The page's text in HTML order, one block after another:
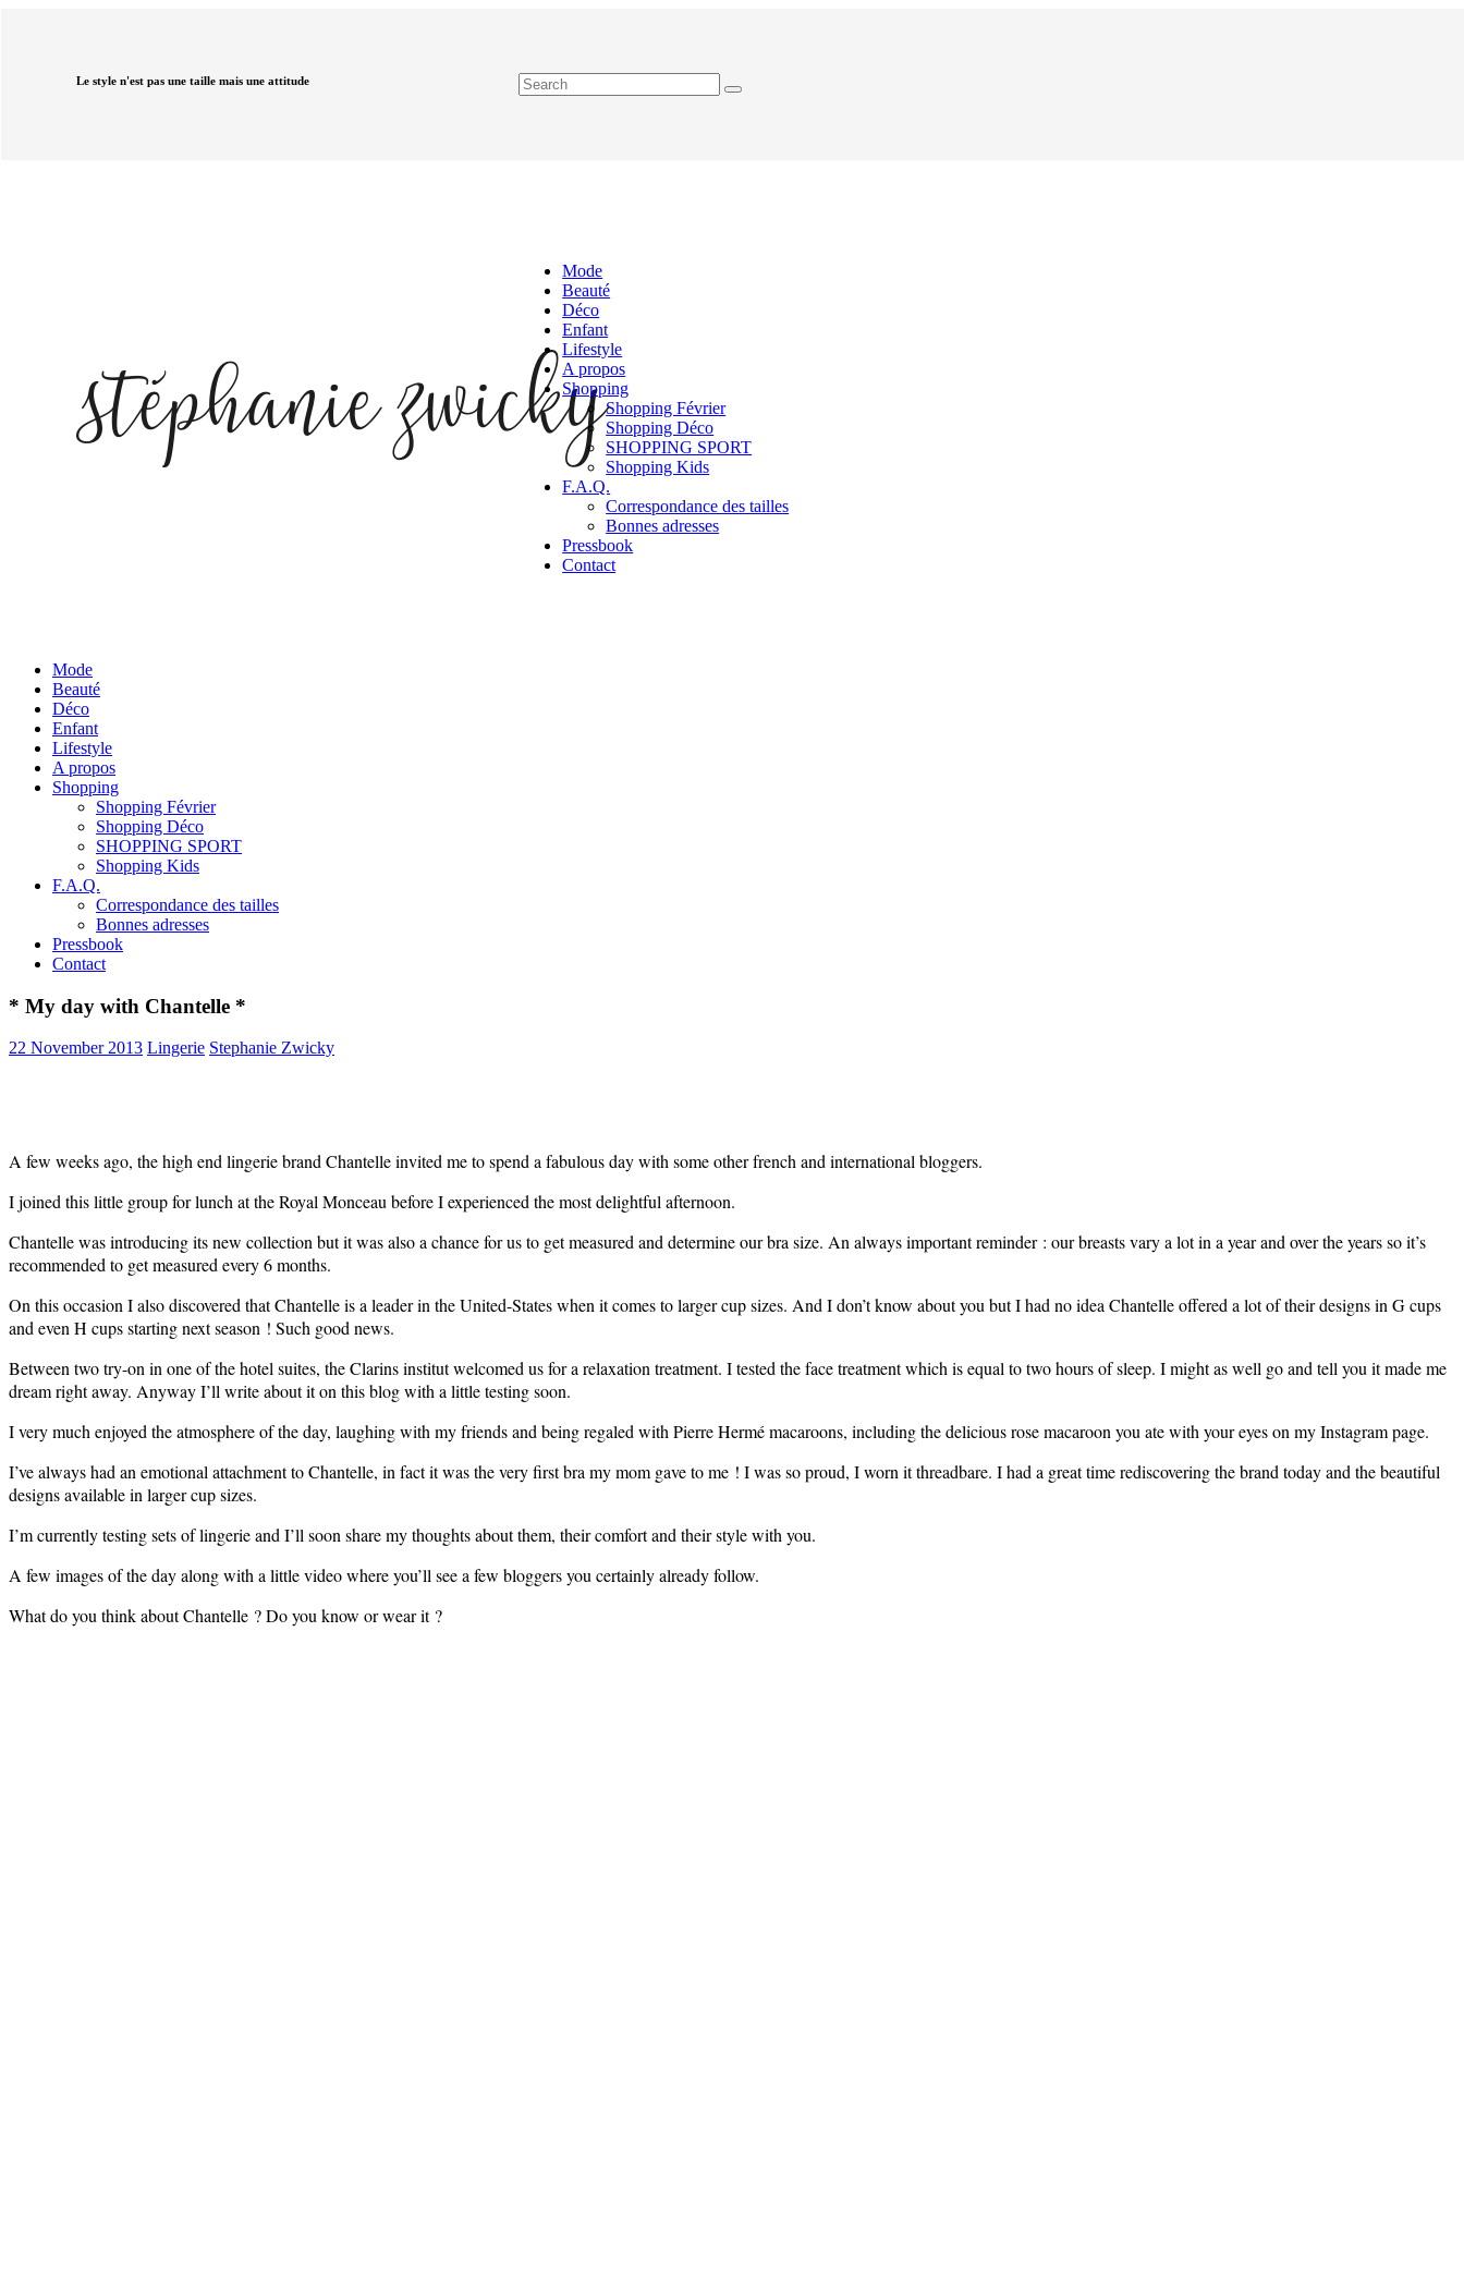
Le style n'est pas une taille mais une attitude
Mode
Beauté
Déco
Enfant
Lifestyle
A propos
Shopping
Shopping Février
Shopping Déco
SHOPPING SPORT
Shopping Kids
F.A.Q.
Correspondance des tailles
Bonnes adresses
Pressbook
Contact
Mode
Beauté
Déco
Enfant
Lifestyle
A propos
Shopping
Shopping Février
Shopping Déco
SHOPPING SPORT
Shopping Kids
F.A.Q.
Correspondance des tailles
Bonnes adresses
Pressbook
Contact
* My day with Chantelle *
22 November 2013 Lingerie Stephanie Zwicky
A few weeks ago, the high end lingerie brand Chantelle invited me to spend a fabulous day with some other french and international bloggers.
I joined this little group for lunch at the Royal Monceau before I experienced the most delightful afternoon.
Chantelle was introducing its new collection but it was also a chance for us to get measured and determine our bra size. An always important reminder : our breasts vary a lot in a year and over the years so it’s
recommended to get measured every 6 months.
On this occasion I also discovered that Chantelle is a leader in the United-States when it comes to larger cup sizes. And I don’t know about you but I had no idea Chantelle offered a lot of their designs in G cups
and even H cups starting next season ! Such good news.
Between two try-on in one of the hotel suites, the Clarins institut welcomed us for a relaxation treatment. I tested the face treatment which is equal to two hours of sleep. I might as well go and tell you it made me
dream right away. Anyway I’ll write about it on this blog with a little testing soon.
I very much enjoyed the atmosphere of the day, laughing with my friends and being regaled with Pierre Hermé macaroons, including the delicious rose macaroon you ate with your eyes on my Instagram page.
I’ve always had an emotional attachment to Chantelle, in fact it was the very first bra my mom gave to me ! I was so proud, I worn it threadbare. I had a great time rediscovering the brand today and the beautiful
designs available in larger cup sizes.
I’m currently testing sets of lingerie and I’ll soon share my thoughts about them, their comfort and their style with you.
A few images of the day along with a little video where you’ll see a few bloggers you certainly already follow.
What do you think about Chantelle ? Do you know or wear it ?